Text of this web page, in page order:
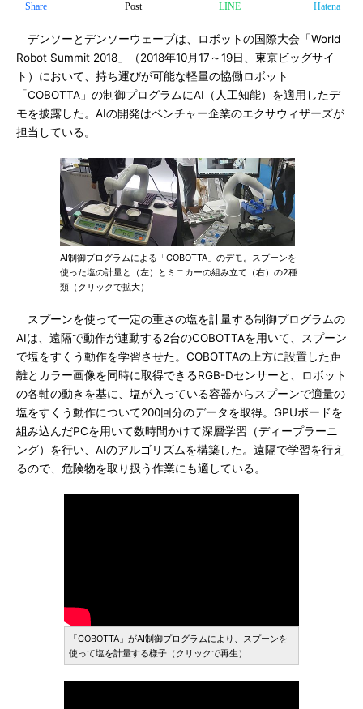
Share Post LINE Hatena
デンソーとデンソーウェーブは、ロボットの国際大会「World
Robot Summit 2018」（2018年10月17～19日、東京ビッグサイ
ト）において、持ち運びが可能な軽量の協働ロボット
「COBOTTA」の制御プログラムにAI（人工知能）を適用したデ
モを披露した。AIの開発はベンチャー企業のエクサウィザーズが
担当している。
AI制御プログラムによる「COBOTTA」のデモ。スプーンを
使った塩の計量と（左）とミニカーの組み立て（右）の2種
類（クリックで拡大）
スプーンを使って一定の重さの塩を計量する制御プログラムの
AIは、遠隔で動作が連動する2台のCOBOTTAを用いて、スプーン
で塩をすくう動作を学習させた。COBOTTAの上方に設置した距
離とカラー画像を同時に取得できるRGB-Dセンサーと、ロボット
の各軸の動きを基に、塩が入っている容器からスプーンで適量の
塩をすくう動作について200回分のデータを取得。GPUボードを
組み込んだPCを用いて数時間かけて深層学習（ディープラーニ
ング）を行い、AIのアルゴリズムを構築した。遠隔で学習を行え
るので、危険物を取り扱う作業にも適している。
「COBOTTA」がAI制御プログラムにより、スプーンを
使って塩を計量する様子（クリックで再生）